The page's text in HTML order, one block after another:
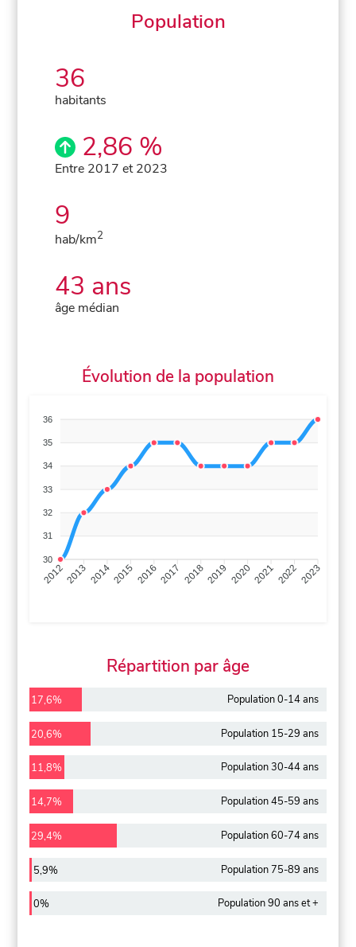
Population
36
habitants
2,86 %
Entre 2017 et 2023
9
hab/km2
43 ans
âge médian
Évolution de la population
36
35
34
33
32
31
30
20122013 20142015 20162017 20182019 20202021 2022 2023
Répartition par âge
17,6% Population 0-14 ans
20,6% Population 15-29 ans
11,8% Population 30-44 ans
14,7% Population 45-59 ans
29,4% Population 60-74 ans
5,9% Population 75-89 ans
0% Population 90 ans et +